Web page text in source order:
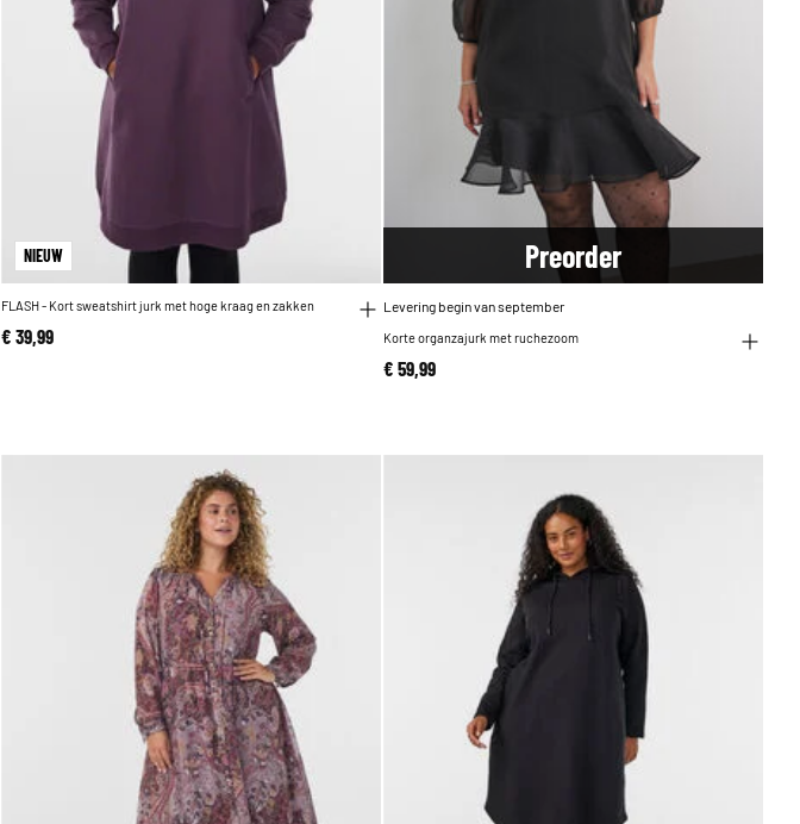
NIEUW
FLASH - Kort sweatshirt jurk met hoge kraag en zakken
€ 39,99
Preorder
Levering begin van september
Korte organzajurk met ruchezoom
€ 59,99